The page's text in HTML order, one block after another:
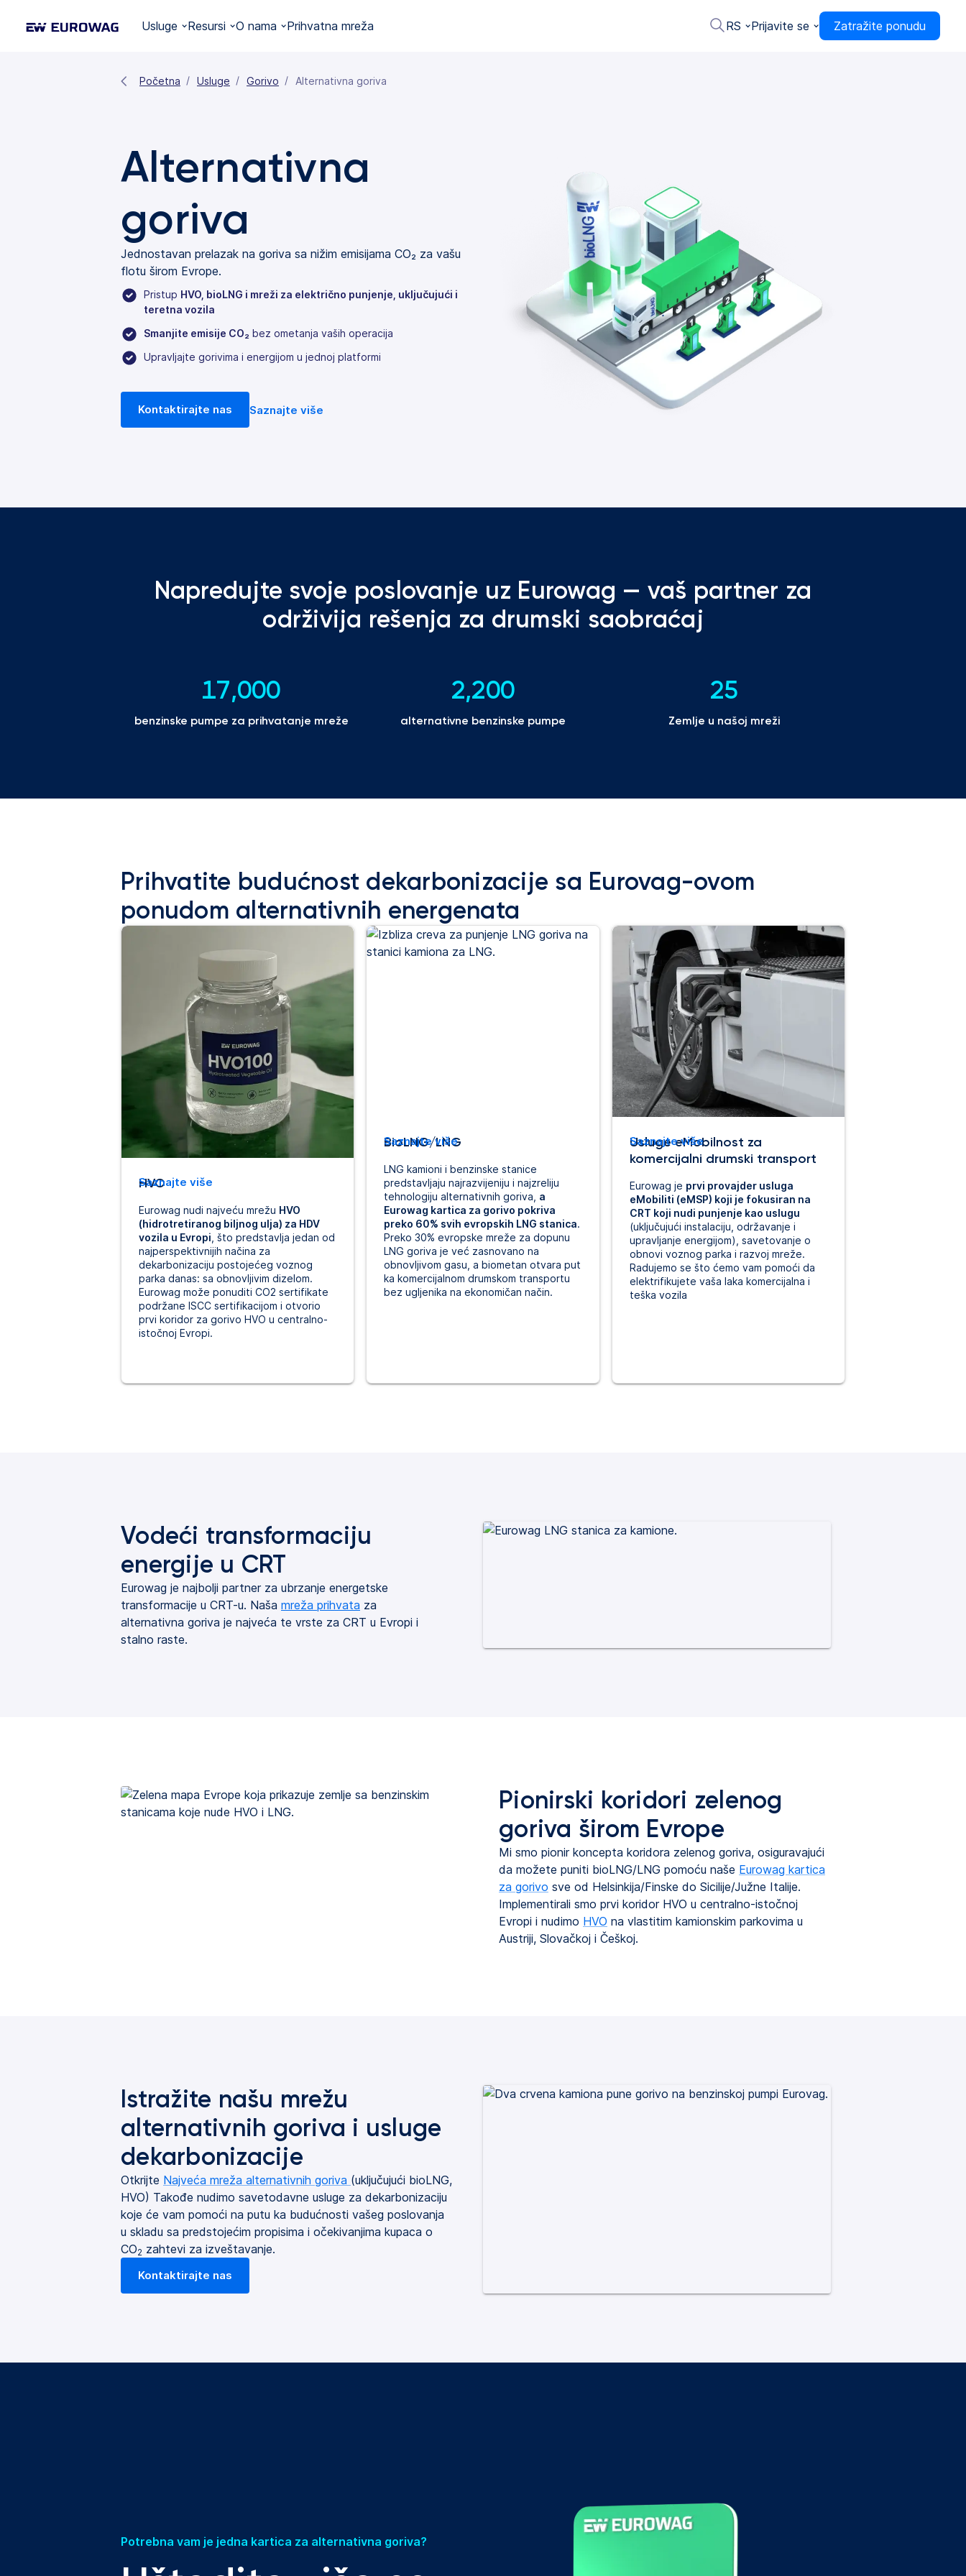
Usluge Resursi O nama Prihvatna mreža RS Prijavite se Zatražite ponudu
Početna Usluge Gorivo Alternativna goriva
Alternativna
goriva
Jednostavan prelazak na goriva sa nižim emisijama CO₂ za vašu
flotu širom Evrope.
Pristup HVO, bioLNG i mreži za električno punjenje, uključujući i
teretna vozila
Smanjite emisije CO₂ bez ometanja vaših operacija
Upravljajte gorivima i energijom u jednoj platformi
Kontaktirajte nas Saznajte više
Napredujte svoje poslovanje uz Eurowag — vaš partner za
održivija rešenja za drumski saobraćaj
17,000
benzinske pumpe za prihvatanje mreže
2,200
alternativne benzinske pumpe
25
Zemlje u našoj mreži
Prihvatite budućnost dekarbonizacije sa Eurovag-ovom
ponudom alternativnih energenata
HVO
Eurowag nudi najveću mrežu HVO
(hidrotretiranog biljnog ulja) za HDV
vozila u Evropi , što predstavlja jedan od
najperspektivnijih načina za
dekarbonizaciju postojećeg voznog
parka danas: sa obnovljivim dizelom.
Eurowag može ponuditi CO2 sertifikate
podržane ISCC sertifikacijom i otvorio
prvi koridor za gorivo HVO u centralno-
istočnoj Evropi.
Saznajte više
BioLNG/LNG
LNG kamioni i benzinske stanice
predstavljaju najrazvijeniju i najzreliju
tehnologiju alternativnih goriva, a
Eurowag kartica za gorivo pokriva
preko 60% svih evropskih LNG stanica.
Preko 30% evropske mreže za dopunu
LNG goriva je već zasnovano na
obnovljivom gasu, a biometan otvara put
ka komercijalnom drumskom transportu
bez ugljenika na ekonomičan način.
Saznajte više
Usluge eMobilnost za
komercijalni drumski transport
Eurowag je prvi provajder usluga
eMobiliti (eMSP) koji je fokusiran na
CRT koji nudi punjenje kao uslugu
(uključujući instalaciju, održavanje i
upravljanje energijom), savetovanje o
obnovi voznog parka i razvoj mreže.
Radujemo se što ćemo vam pomoći da
elektrifikujete vaša laka komercijalna i
teška vozila
Saznajte više
Vodeći transformaciju
energije u CRT
Eurowag je najbolji partner za ubrzanje energetske
transformacije u CRT-u. Naša mreža prihvata za
alternativna goriva je najveća te vrste za CRT u Evropi i
stalno raste.
Pionirski koridori zelenog
goriva širom Evrope
Mi smo pionir koncepta koridora zelenog goriva, osiguravajući
da možete puniti bioLNG/LNG pomoću naše Eurowag kartica
za gorivo sve od Helsinkija/Finske do Sicilije/Južne Italije.
Implementirali smo prvi koridor HVO u centralno-istočnoj
Evropi i nudimo HVO na vlastitim kamionskim parkovima u
Austriji, Slovačkoj i Češkoj.
Istražite našu mrežu
alternativnih goriva i usluge
dekarbonizacije
Otkrijte Najveća mreža alternativnih goriva (uključujući bioLNG,
HVO) Takođe nudimo savetodavne usluge za dekarbonizaciju
koje će vam pomoći na putu ka budućnosti vašeg poslovanja
u skladu sa predstojećim propisima i očekivanjima kupaca o
CO2 zahtevi za izveštavanje.
Kontaktirajte nas
Potrebna vam je jedna kartica za alternativna goriva?